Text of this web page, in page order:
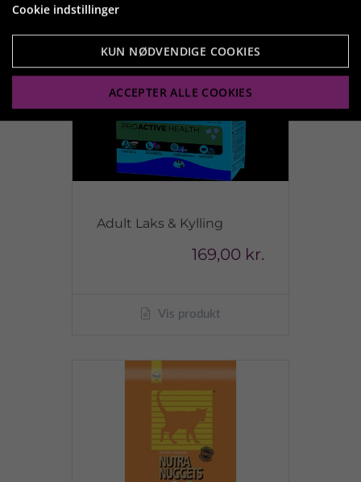
Adult Laks & Kylling
169,00 kr.
Vis produkt
Cookie indstillinger
KUN NØDVENDIGE COOKIES
ACCEPTER ALLE COOKIES